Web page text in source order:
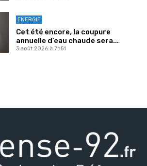
ENERGIE
Cet été encore, la coupure
annuelle d’eau chaude sera...
3 août 2026 à 7h51